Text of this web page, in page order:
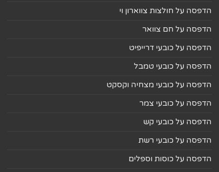
הדפסה על חולצות צווארון וי
הדפסה על חם צוואר
הדפסה על כובעי דרייפיט
הדפסה על כובעי טמבל
הדפסה על כובעי מצחיה וקסקט
הדפסה על כובעי צמר
הדפסה על כובעי קש
הדפסה על כובעי רשת
הדפסה על כוסות וספלים